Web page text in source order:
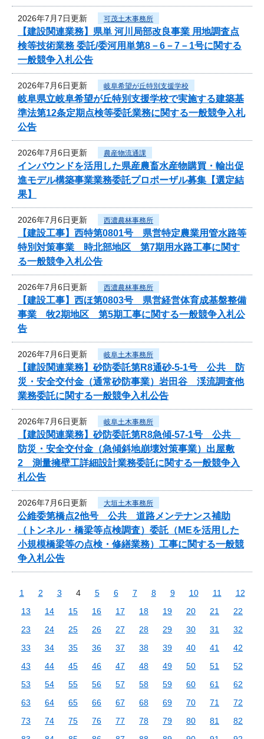
2026年7月7日更新 可茂土木事務所
【建設関連業務】県単 河川局部改良事業 用地調査点
検等技術業務 委託/委河用単第8－6－7－1号に関する
一般競争入札公告
2026年7月6日更新 岐阜希望が丘特別支援学校
岐阜県立岐阜希望が丘特別支援学校で実施する建築基
準法第12条定期点検等委託業務に関する一般競争入札
公告
2026年7月6日更新 農産物流通課
インバウンドを活用した県産農畜水産物購買・輸出促
進モデル構築事業業務委託プロポーザル募集【選定結
果】
2026年7月6日更新 西濃農林事務所
【建設工事】西特第0801号 県営特定農業用管水路等
特別対策事業 時北部地区 第7期用水路工事に関す
る一般競争入札公告
2026年7月6日更新 西濃農林事務所
【建設工事】西ほ第0803号 県営経営体育成基盤整備
事業 牧2期地区 第5期工事に関する一般競争入札公
告
2026年7月6日更新 岐阜土木事務所
【建設関連業務】砂防委託第R8通砂-5-1号 公共 防
災・安全交付金（通常砂防事業）岩田谷 渓流調査他
業務委託に関する一般競争入札公告
2026年7月6日更新 岐阜土木事務所
【建設関連業務】砂防委託第R8急傾-57-1号 公共
防災・安全交付金（急傾斜地崩壊対策事業）出屋敷
2 測量擁壁工詳細設計業務委託に関する一般競争入
札公告
2026年7月6日更新 大垣土木事務所
公維委第橋点2他号 公共 道路メンテナンス補助
（トンネル・橋梁等点検調査）委託（MEを活用した
小規模橋梁等の点検・修繕業務）工事に関する一般競
争入札公告
1 2 3 4 5 6 7 8 9 10 11
12
13
14 15 16 17 18 19 20 21
22
23
24 25 26 27 28 29 30 31
32
33
34 35 36 37 38 39 40 41
42
43
44 45 46 47 48 49 50 51
52
53
54 55 56 57 58 59 60 61
62
63
64 65 66 67 68 69 70 71
72
73
74 75 76 77 78 79 80 81
82